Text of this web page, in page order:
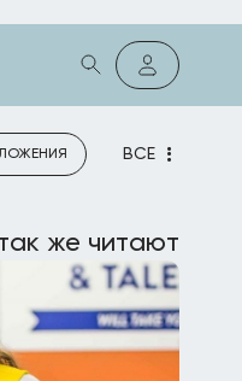
ВСЕ
же читают